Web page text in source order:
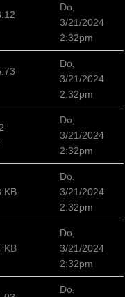
Do,
3/21/2024
2:32pm
Do,
3/21/2024
2:32pm
Do,
3/21/2024
2:32pm
KB
Do,
3/21/2024
2:32pm
KB
Do,
3/21/2024
2:32pm
Do,